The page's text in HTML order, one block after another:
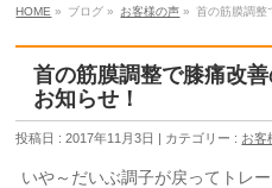
HOME » ブログ » お客様の声 » 首の筋膜調整
首の筋膜調整で膝痛改
お知らせ！
投稿日 : 2017年11月3日 | カテゴリー : お客
いや～だいぶ調子が戻ってトレ